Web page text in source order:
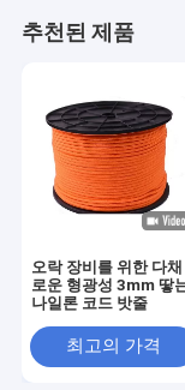
추천된 제품
오락 장비를 위한 다채
로운 형광성 3mm 땋
나일론 코드 밧줄
최고의 가격